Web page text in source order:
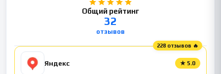
Общий рейтинг
32
отзывов
228 отзывов 🔥
Яндекс ★ 5.0